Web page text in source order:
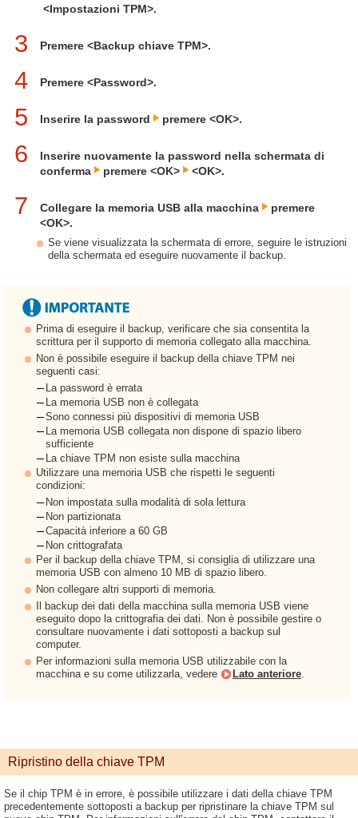
<Impostazioni TPM>.
3 Premere <Backup chiave TPM>.
4 Premere <Password>.
5 Inserire la password premere <OK>.
6
Inserire nuovamente la password nella schermata di
conferma
premere <OK> <OK>.
7 Collegare la memoria USB alla macchina
premere
<OK>.
Se viene visualizzata la schermata di errore, seguire le istruzioni
della schermata ed eseguire nuovamente il backup.
Prima di eseguire il backup, verificare che sia consentita la
scrittura per il supporto di memoria collegato alla macchina.
Non è possibile eseguire il backup della chiave TPM nei
seguenti casi:
La password è errata
La memoria USB non è collegata
Sono connessi più dispositivi di memoria USB
La memoria USB collegata non dispone di spazio libero
sufficiente
La chiave TPM non esiste sulla macchina
Utilizzare una memoria USB che rispetti le seguenti
condizioni:
Non impostata sulla modalità di sola lettura
Non partizionata
Capacità inferiore a 60 GB
Non crittografata
Per il backup della chiave TPM, si consiglia di utilizzare una
memoria USB con almeno 10 MB di spazio libero.
Non collegare altri supporti di memoria.
Il backup dei dati della macchina sulla memoria USB viene
eseguito dopo la crittografia dei dati. Non è possibile gestire o
consultare nuovamente i dati sottoposti a backup sul
computer.
Per informazioni sulla memoria USB utilizzabile con la
macchina e su come utilizzarla, vedere
Lato anteriore.
Ripristino della chiave TPM
Se il chip TPM è in errore, è possibile utilizzare i dati della chiave TPM
precedentemente sottoposti a backup per ripristinare la chiave TPM sul